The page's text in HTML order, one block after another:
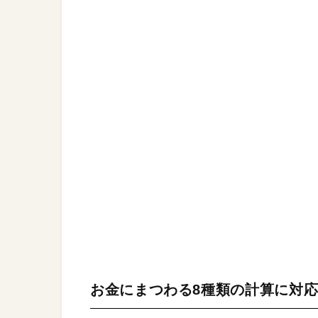
お金にまつわる8種類の計算に対